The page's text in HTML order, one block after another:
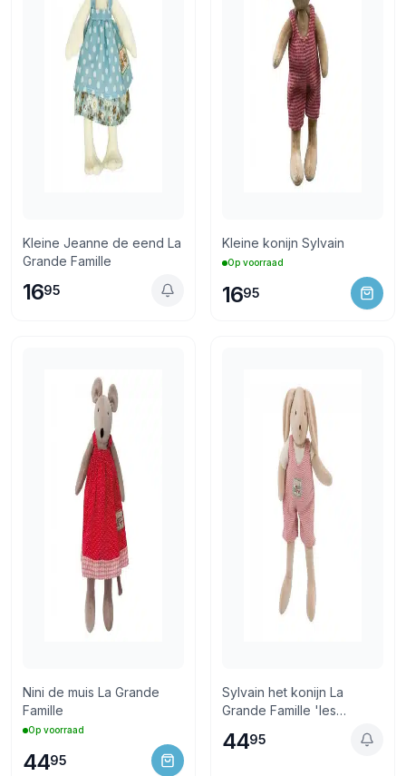
Kleine Jeanne de eend La
Grande Famille
1695
Kleine konijn Sylvain
Op voorraad
1695
Nini de muis La Grande
Famille
Op voorraad
4495
Sylvain het konijn La
Grande Famille 'les
4495